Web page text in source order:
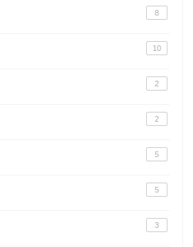
8
10
2
2
5
5
3